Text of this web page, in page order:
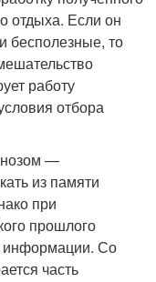
отдыха. Если он
бесполезные, то
работу
отбора
—
из памяти
при
прошлого
информации. Со
часть